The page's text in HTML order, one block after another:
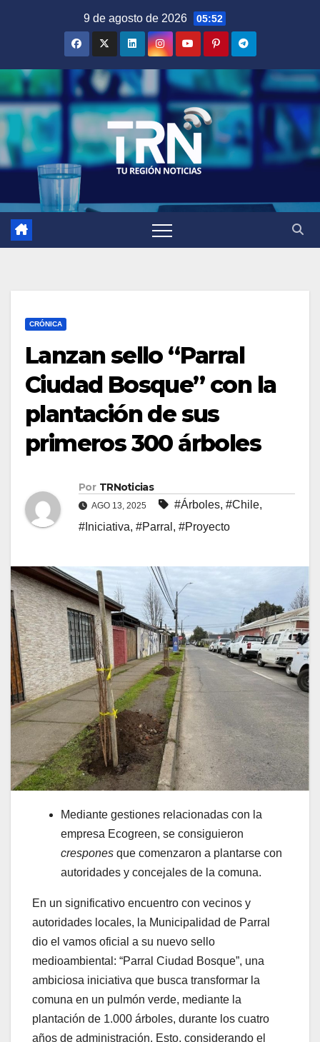
9 de agosto de 2026 05:52
CRÓNICA
Lanzan sello “Parral
Ciudad Bosque” con la
plantación de sus
primeros 300 árboles
Por TRNoticias
AGO 13, 2025 #Árboles, #Chile,
#Iniciativa, #Parral , #Proyecto
Mediante gestiones relacionadas con la
empresa Ecogreen, se consiguieron
crespones que comenzaron a plantarse con
autoridades y concejales de la comuna.
En un significativo encuentro con vecinos y
autoridades locales, la Municipalidad de Parral
dio el vamos oficial a su nuevo sello
medioambiental: “Parral Ciudad Bosque”, una
ambiciosa iniciativa que busca transformar la
comuna en un pulmón verde, mediante la
plantación de 1.000 árboles, durante los cuatro
años de administración. Esto, considerando el